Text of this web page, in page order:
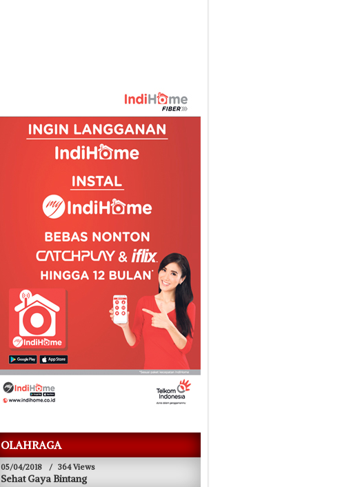
OLAHRAGA
05/04/2018 / 364 Views
Sehat Gaya Bintang